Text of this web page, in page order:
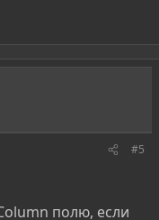
#5
полю, если